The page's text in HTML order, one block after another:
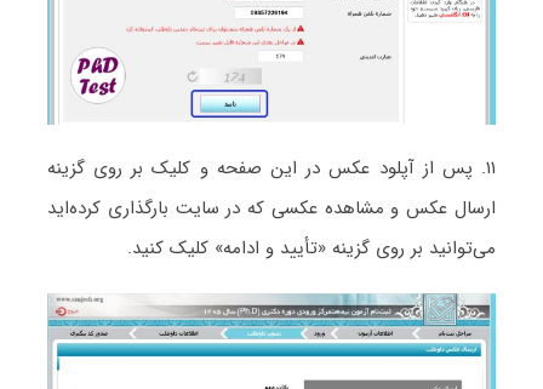
۱۱. پس از آپلود عکس در این صفحه و کلیک بر روی گزینه
ارسال عکس و مشاهده عکسی که در سایت بارگذاری کرده‌اید
می‌توانید بر روی گزینه «تأیید و ادامه» کلیک کنید.